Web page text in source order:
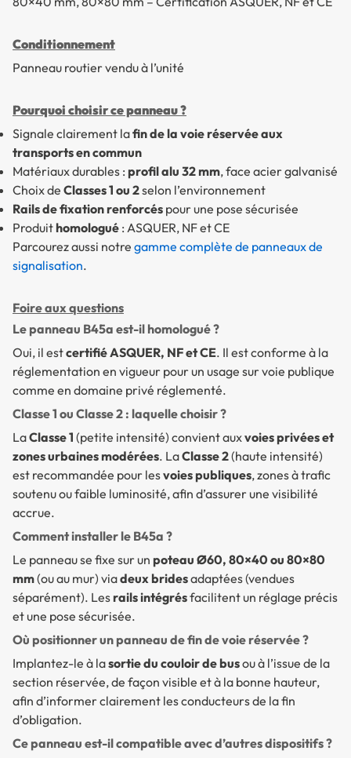
Conditionnement
Panneau routier vendu à l’unité
Pourquoi choisir ce panneau ?
Signale clairement lafin de la voie réservée aux
transports en commun
Matériaux durables : profil alu 32 mm, face acier galvanisé
Choix de Classes 1 ou 2selon l’environnement
Rails de fixation renforcés pour une pose sécurisée
Produithomologué : ASQUER, NF et CE
Parcourez aussi notre gamme complète de panneaux de
signalisation.
Foire aux questions
Le panneau B45a est-il homologué ?
Oui, il estcertifié ASQUER, NF et CE. Il est conforme à la
réglementation en vigueur pour un usage sur voie publique
comme en domaine privé réglementé.
Classe 1 ou Classe 2 : laquelle choisir ?
LaClasse 1 (petite intensité) convient auxvoies privées et
zones urbaines modérées. LaClasse 2(haute intensité)
est recommandée pour lesvoies publiques, zones à trafic
soutenu ou faible luminosité, afin d’assurer une visibilité
accrue.
Comment installer le B45a ?
Le panneau se fixe sur un poteau Ø60, 80×40 ou 80×80
mm(ou au mur) viadeux bridesadaptées (vendues
séparément). Lesrails intégrésfacilitent un réglage précis
et une pose sécurisée.
Où positionner un panneau de fin de voie réservée ?
Implantez-le à lasortie du couloir de busou à l’issue de la
section réservée, de façon visible et à la bonne hauteur,
afin d’informer clairement les conducteurs de la fin
d’obligation.
Ce panneau est-il compatible avec d’autres dispositifs ?